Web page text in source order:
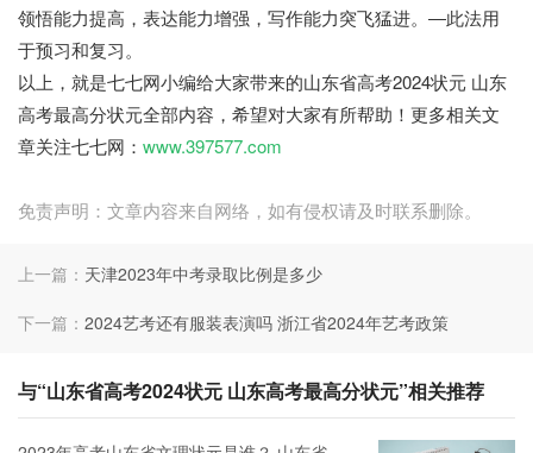
领悟能力提高，表达能力增强，写作能力突飞猛进。―此法用
于预习和复习。
以上，就是七七网小编给大家带来的山东省高考2024状元 山东
高考最高分状元全部内容，希望对大家有所帮助！更多相关文
章关注七七网： www.397577.com
免责声明：文章内容来自网络，如有侵权请及时联系删除。
上一篇： 天津2023年中考录取比例是多少
下一篇： 2024艺考还有服装表演吗 浙江省2024年艺考政策
与“山东省高考2024状元 山东高考最高分状元”相关推荐